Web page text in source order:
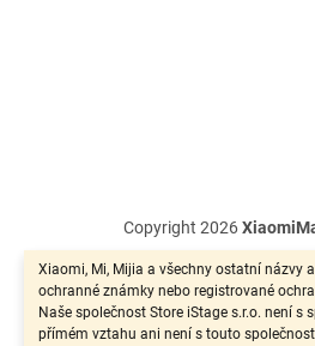
Xiaomi, Mi, Mijia a všechny ostatní názvy
ochranné známky nebo registrované
Naše společnost Store iStage s.r.o. není s
přímém vztahu ani není s touto
Copyright 2026